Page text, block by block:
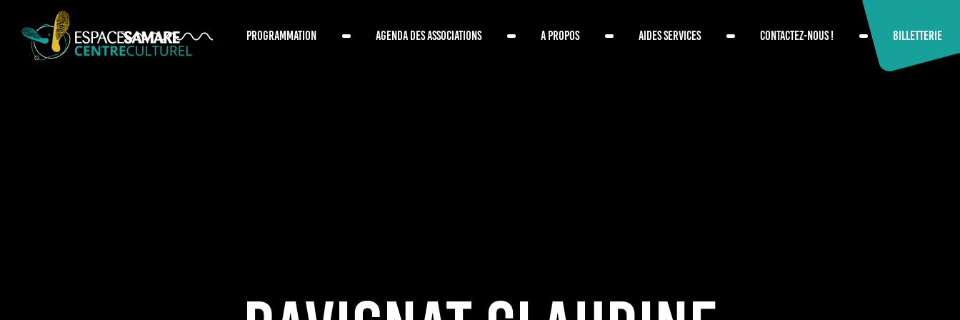
PROGRAMMATION AGENDA DES ASSOCIATIONS A PROPOS AIDES SERVICES CONTACTEZ-NOUS ! BILLETTERIE